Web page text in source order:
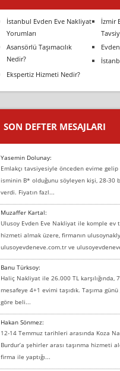
İstanbul Evden Eve Nakliyat
Yorumları
İzmir
Asansörlü Taşımacılık
Nedir?
Ekspertiz Hizmeti Nedir?
SON DEFTER MESAJLARI
Yasemin Dolunay:
Emlakçı tavsiyesiyle önceden evime
isminin B* olduğunu söyleyen kişi, 28-30
verdi. Fiyatın fazl...
Muzaffer Kartal:
Ulusoy Evden Eve Nakliyat ile komple ev
hizmeti almak üzere, firmanın
ulusoyevdeneve.com.tr ve
Banu Türksoy:
Haliç Nakliyat ile 26.000 TL karşılığında,
mesafeye 4+1 evimi taşıdık. Taşıma
göre beli...
Hakan Sönmez:
12-14 Temmuz tarihleri arasında Koza
Burdur’a şehirler arası taşınma hizmeti
firma ile yaptığı...